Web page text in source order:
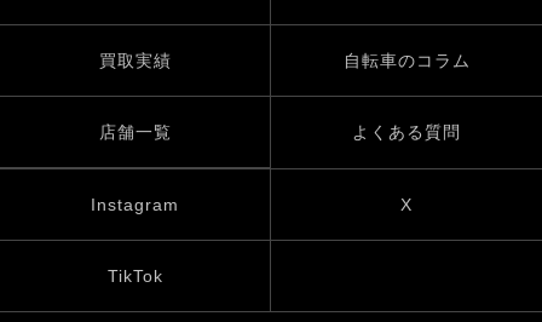
買取実績 自転車のコラム
店舗一覧 よくある質問
Instagram X
TikTok